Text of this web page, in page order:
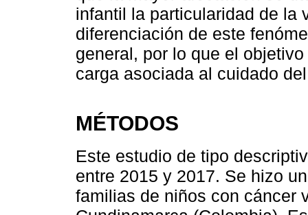
infantil la particularidad de la
diferenciación de este
general, por lo que el
carga asociada al cuidado
MÉTODOS
Este estudio de tipo
entre 2015 y 2017. Se hizo
familias de niños con cáncer